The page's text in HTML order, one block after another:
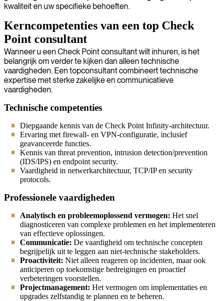
kwaliteit en uw specifieke behoeften.
Kerncompetenties van een top Check
Point consultant
Wanneer u een Check Point consultant wilt inhuren, is het
belangrijk om verder te kijken dan alleen technische
vaardigheden. Een topconsultant combineert technische
expertise met sterke zakelijke en communicatieve
vaardigheden.
Technische competenties
Diepgaande kennis van de Check Point Infinity-architectuur.
Ervaring met firewall- en VPN-configuratie, inclusief
geavanceerde functies.
Kennis van threat prevention, intrusion detection/prevention
(IDS/IPS) en endpoint security.
Vaardigheid in netwerkarchitectuur, TCP/IP en security
protocols.
Professionele vaardigheden
Analytisch en probleemoplossend vermogen: Het snel
diagnosticeren van complexe problemen en het implementeren
van effectieve oplossingen.
Communicatie: De vaardigheid om technische concepten
begrijpelijk uit te leggen aan niet-technische stakeholders.
Proactiviteit: Niet alleen reageren op incidenten, maar ook
anticiperen op toekomstige bedreigingen en proactief
verbeteringen voorstellen.
Projectmanagement: Het vermogen om implementaties en
upgrades zelfstandig te plannen en te beheren.